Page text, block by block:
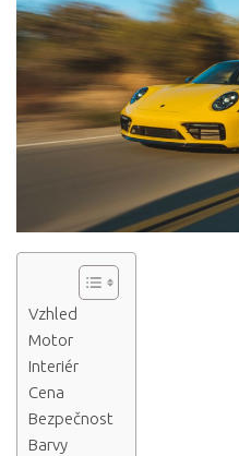
Vzhled
Motor
Interiér
Cena
Bezpečnost
Barvy